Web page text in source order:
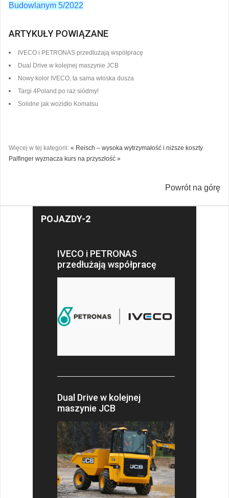
Budowlanym 5/2022
ARTYKUŁY POWIĄZANE
IVECO i PETRONAS przedłużają współpracę
Dual Drive w kolejnej maszynie JCB
Nowy kolor IVECO, ta sama włoska dusza
Targi 4Poland po raz siódmy!
Solidne jak wozidło Komatsu
Więcej w tej kategorii: « Reisch – wysoka wytrzymałość i niższe koszty
Palfinger wyznacza kurs na przyszłość »
Powrót na górę
POJAZDY-2
IVECO i PETRONAS
przedłużają współpracę
Dual Drive w kolejnej
maszynie JCB